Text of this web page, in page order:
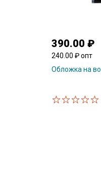
390.00 ₽
240.00 ₽ опт
Обложка на